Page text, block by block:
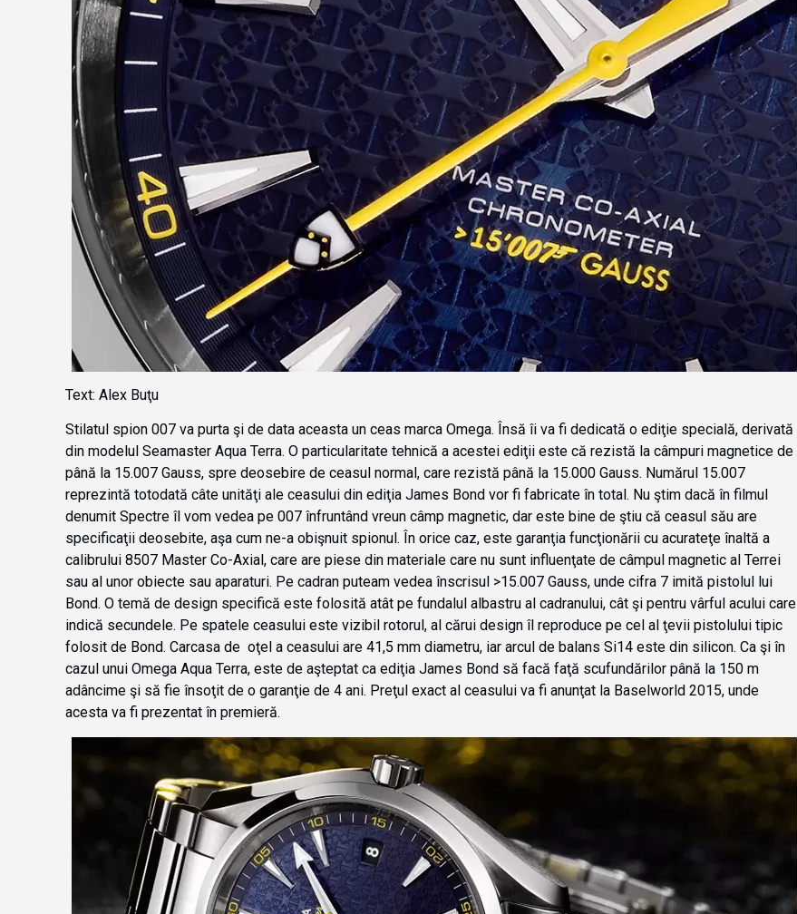
Text: Alex Buţu
Stilatul spion 007 va purta şi de data aceasta un ceas marca Omega. Însă îi va fi dedicată o ediţie specială, derivată
din modelul Seamaster Aqua Terra. O particularitate tehnică a acestei ediţii este că rezistă la câmpuri magnetice de
până la 15.007 Gauss, spre deosebire de ceasul normal, care rezistă până la 15.000 Gauss. Numărul 15.007
reprezintă totodată câte unităţi ale ceasului din ediţia James Bond vor fi fabricate în total. Nu ştim dacă în filmul
denumit Spectre îl vom vedea pe 007 înfruntând vreun câmp magnetic, dar este bine de ştiu că ceasul său are
specificaţii deosebite, aşa cum ne-a obişnuit spionul. În orice caz, este garanţia funcţionării cu acurateţe înaltă a
calibrului 8507 Master Co-Axial, care are piese din materiale care nu sunt influenţate de câmpul magnetic al Terrei
sau al unor obiecte sau aparaturi. Pe cadran puteam vedea înscrisul >15.007 Gauss, unde cifra 7 imită pistolul lui
Bond. O temă de design specifică este folosită atât pe fundalul albastru al cadranului, cât şi pentru vârful acului care
indică secundele. Pe spatele ceasului este vizibil rotorul, al cărui design îl reproduce pe cel al ţevii pistolului tipic
folosit de Bond. Carcasa de oţel a ceasului are 41,5 mm diametru, iar arcul de balans Si14 este din silicon. Ca şi în
cazul unui Omega Aqua Terra, este de aşteptat ca ediţia James Bond să facă faţă scufundărilor până la 150 m
adâncime şi să fie însoţit de o garanţie de 4 ani. Preţul exact al ceasului va fi anunţat la Baselworld 2015, unde
acesta va fi prezentat în premieră.